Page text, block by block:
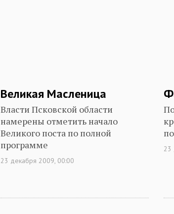
Великая Масленица
Власти Псковской области
намерены отметить начало
Великого поста по полной
программе
23 декабря 2009, 00:00
23